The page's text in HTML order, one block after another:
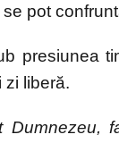
pot
presiunea
zi liberă.